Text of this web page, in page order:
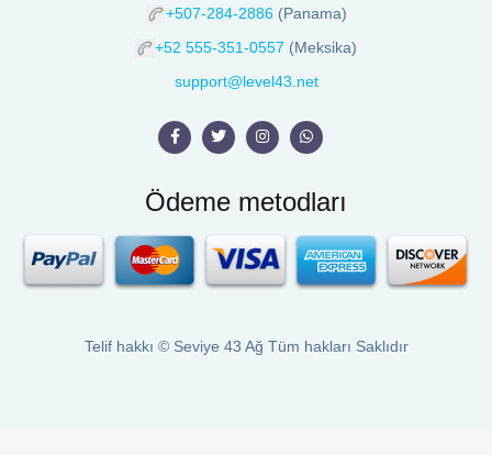
+507-284-2886 (Panama)
+52 555-351-0557 (Meksika)
support@level43.net
Ödeme metodları
Telif hakkı © Seviye 43 Ağ Tüm hakları Saklıdır